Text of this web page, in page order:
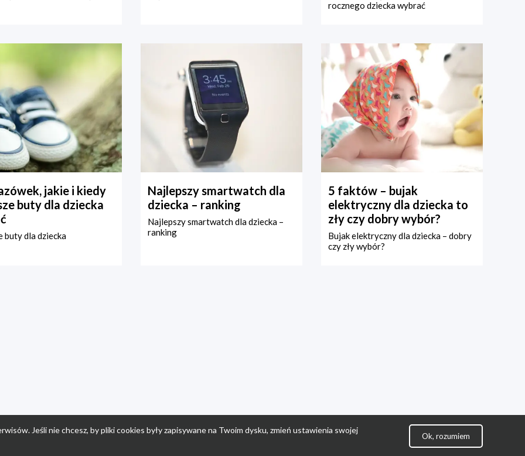
rocznego dziecka wybrać
jakie i kiedy
buty dla dziecka
buty dla dziecka
Najlepszy smartwatch dla
dziecka – ranking
Najlepszy smartwatch dla dziecka –
ranking
5 faktów – bujak
elektryczny dla dziecka to
zły czy dobry wybór?
Bujak elektryczny dla dziecka – dobry
czy zły wybór?
Jeśli nie chcesz, by pliki cookies były zapisywane na Twoim dysku, zmień ustawienia swojej
Ok, rozumiem